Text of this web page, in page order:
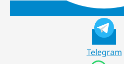
Telegram